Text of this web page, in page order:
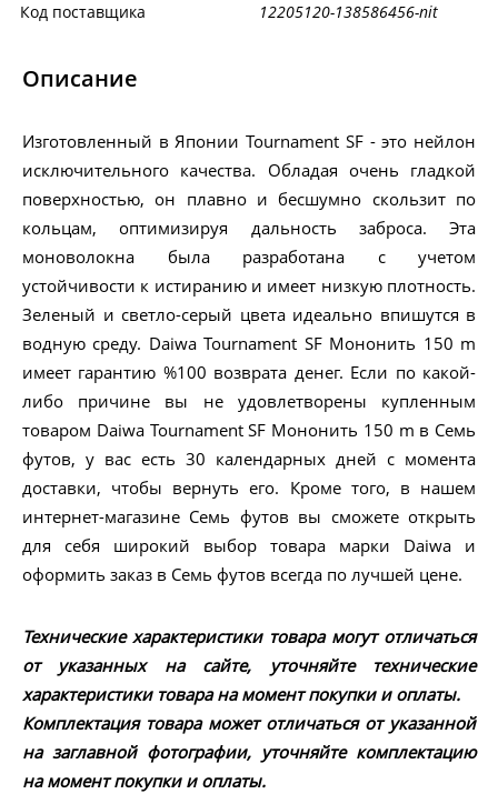
Код поставщика
12205120-138586456-nit
Описание
Изготовленный в Японии Tournament SF - это нейлон
исключительного качества. Обладая очень гладкой
поверхностью, он плавно и бесшумно скользит по
кольцам, оптимизируя дальность заброса. Эта
моноволокна была разработана с учетом
устойчивости к истиранию и имеет низкую плотность.
Зеленый и светло-серый цвета идеально впишутся в
водную среду. Daiwa Tournament SF Мононить 150 m
имеет гарантию %100 возврата денег. Если по какой-
либо причине вы не удовлетворены купленным
товаром Daiwa Tournament SF Мононить 150 m в Семь
футов, у вас есть 30 календарных дней с момента
доставки, чтобы вернуть его. Кроме того, в нашем
интернет-магазине Семь футов вы сможете открыть
для себя широкий выбор товара марки Daiwa и
оформить заказ в Семь футов всегда по лучшей цене.
Технические характеристики товара могут отличаться
от указанных на сайте, уточняйте технические
характеристики товара на момент покупки и оплаты.
Комплектация товара может отличаться от указанной
на заглавной фотографии, уточняйте комплектацию
на момент покупки и оплаты.